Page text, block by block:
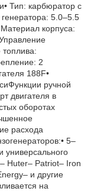
Тип: карбюратор с
5.0–5.5
корпуса:
2
188F•
ручной
двигателя в
оборотах
расхода
5–
универсального
Huter– Patriot– Iron
и другие
на